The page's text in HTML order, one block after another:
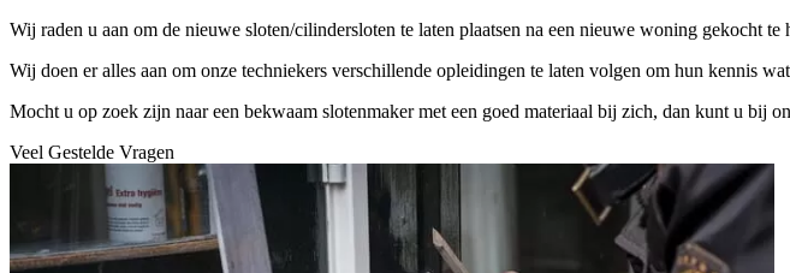
Wij raden u aan om de nieuwe sloten/cilindersloten te laten plaatsen na een nieuwe woning gekocht
Wij doen er alles aan om onze techniekers verschillende opleidingen te laten volgen om hun kennis
Mocht u op zoek zijn naar een bekwaam slotenmaker met een goed materiaal bij zich, dan kunt u bij
Veel Gestelde Vragen